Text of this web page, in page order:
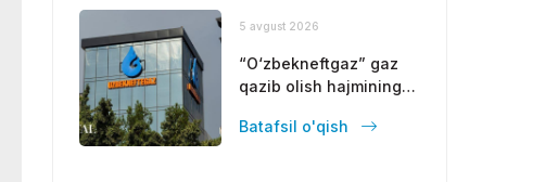
5 avgust 2026
“O‘zbekneftgaz” gaz
qazib olish hajmining
choralarini ishlab
Batafsil o'qish